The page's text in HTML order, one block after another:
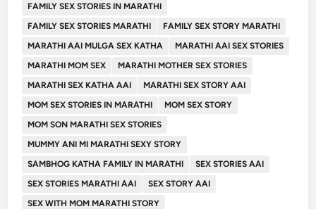
FAMILY SEX STORIES IN MARATHI
FAMILY SEX STORIES MARATHI
FAMILY SEX STORY MARATHI
MARATHI AAI MULGA SEX KATHA
MARATHI AAI SEX STORIES
MARATHI MOM SEX
MARATHI MOTHER SEX STORIES
MARATHI SEX KATHA AAI
MARATHI SEX STORY AAI
MOM SEX STORIES IN MARATHI
MOM SEX STORY
MOM SON MARATHI SEX STORIES
MUMMY ANI MI MARATHI SEXY STORY
SAMBHOG KATHA FAMILY IN MARATHI
SEX STORIES AAI
SEX STORIES MARATHI AAI
SEX STORY AAI
SEX WITH MOM MARATHI STORY